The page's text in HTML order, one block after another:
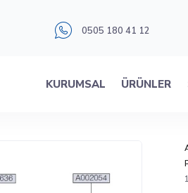
0505 180 41 12
KURUMSAL ÜRÜNLER